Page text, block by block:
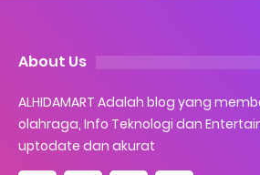
About Us
ALHIDAMART Adalah blog yang
olahraga, Info Teknologi dan
uptodate dan akurat